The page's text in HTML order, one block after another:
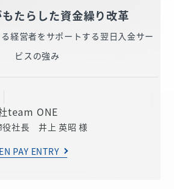
たらした資金繰り改革
経営者をサポートする翌日入金サー
ビスの強み
team ONE
役社長 井上 英昭 様
PAY ENTRY